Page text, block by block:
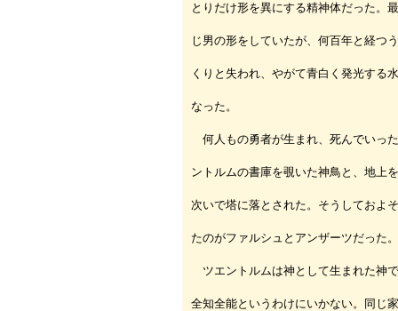
とりだけ形を異にする精神体だった。
じ男の形をしていたが、何百年と経つ
くりと失われ、やがて青白く発光する
なった。
何人もの勇者が生まれ、死んでいっ
ントルムの書庫を覗いた神鳥と、地上
次いで塔に落とされた。そうしておよ
たのがファルシュとアンザーツだった。
ツエントルムは神として生まれた神
全知全能というわけにいかない。同じ